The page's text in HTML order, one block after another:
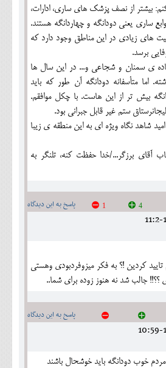
از نصف پزشک های ساری، ادارات،
ساری یعنی دودانگه و چهاردانگه هستند.
های زیادی در این مناطق وجود دارد که
برسد.
ی سمنان و شجاعی و... در این سال ها
اما متأسفانه دودانگه آن طور که باید
بیش تر از این هاست. با چکل موافقم.
ستم غیر قابل جبرانی بود.
شاهد نگاه ویژه ای به این منطقه ی زیبا
آقای برزگر.../خدا حفظت کنه، تلنگر به
پاسخ به این دیدگاه 4
1
كردين !؟ به فكر ميزوفردبودي وهستي
؟؟!! جالب شد نه هنوز زوده براي شما..
پاسخ به این دیدگاه
خوب دودانگه باید خوشحال باشند